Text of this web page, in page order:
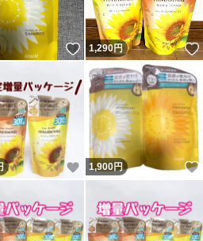
いいね！
1,290円
いいね！
1,900円